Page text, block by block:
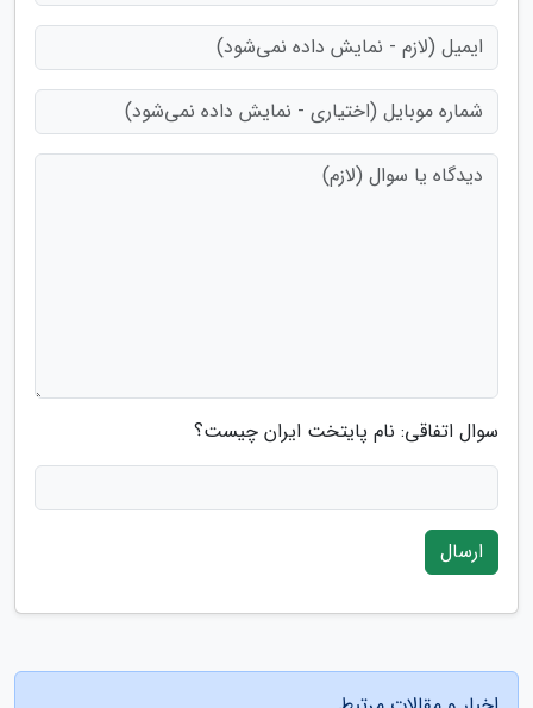
سوال اتفاقی: نام پایتخت ایران چیست؟
ارسال